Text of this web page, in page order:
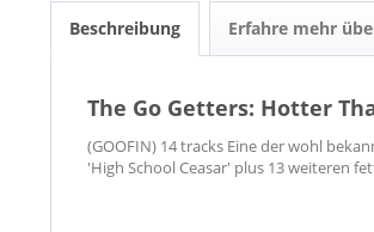
Beschreibung Erfahre mehr
The Go Getters: Hotter
(GOOFIN) 14 tracks Eine der wohl
'High School Ceasar' plus 13 weiteren